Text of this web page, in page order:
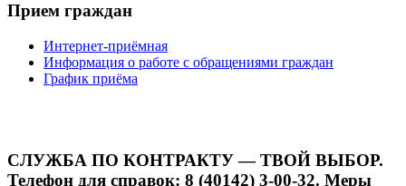
Прием граждан
Интернет-приёмная
Информация о работе с обращениями граждан
График приёма
СЛУЖБА ПО КОНТРАКТУ — ТВОЙ ВЫБОР.
Телефон для справок: 8 (40142) 3-00-32. Меры